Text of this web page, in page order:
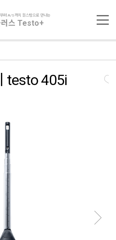
터 A/S까지 원스탑으로 만나는
러스 Testo+
testo 405i